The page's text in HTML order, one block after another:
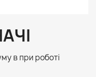
в при роботі